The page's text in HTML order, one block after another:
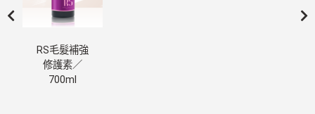
RS毛髮補強
修護素／
700ml